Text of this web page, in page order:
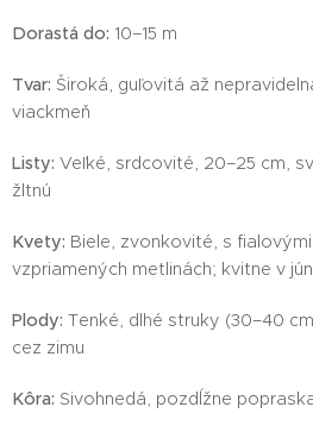
Dorastá do: 10–15 m
Tvar: Široká, guľovitá až
viackmeň
Listy: Veľké, srdcovité, 20–25 cm,
žltnú
Kvety: Biele, zvonkovité, s
vzpriamených metlinách; kvitne v
Plody: Tenké, dlhé struky (30–40
cez zimu
Kôra: Sivohnedá, pozdĺžne